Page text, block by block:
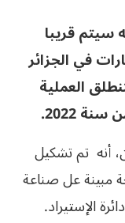
سيتم قريبا
في الجزائر
العملية
2022.
أنه تم تشكيل
مبينة عل صناعة
الإستيراد.